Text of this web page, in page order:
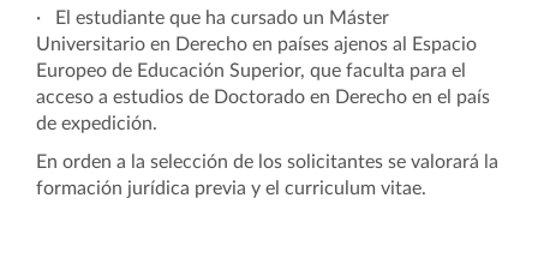
·
El estudiante que ha cursado un Máster
Universitario en Derecho en países ajenos al Espacio
Europeo de Educación Superior, que faculta para el
acceso a estudios de Doctorado en Derecho en el país
de expedición.
En orden a la selección de los solicitantes se valorará la
formación jurídica previa y el curriculum vitae.